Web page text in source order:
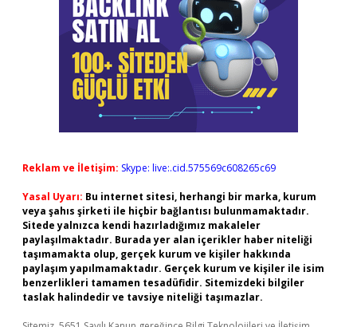
Reklam ve İletişim: Skype: live:.cid.575569c608265c69
Yasal Uyarı: Bu internet sitesi, herhangi bir marka, kurum
veya şahıs şirketi ile hiçbir bağlantısı bulunmamaktadır.
Sitede yalnızca kendi hazırladığımız makaleler
paylaşılmaktadır. Burada yer alan içerikler haber niteliği
taşımamakta olup, gerçek kurum ve kişiler hakkında
paylaşım yapılmamaktadır. Gerçek kurum ve kişiler ile isim
benzerlikleri tamamen tesadüfidir. Sitemizdeki bilgiler
taslak halindedir ve tavsiye niteliği taşımazlar.